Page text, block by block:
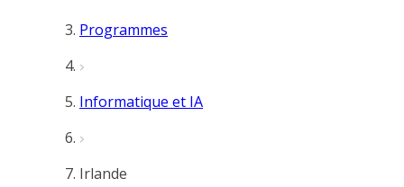
Programmes
Informatique et IA
Irlande